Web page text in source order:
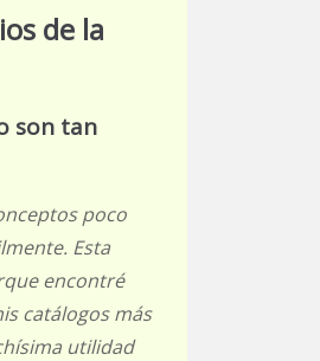
de la
son tan
poco
Esta
encontré
catálogos más
utilidad